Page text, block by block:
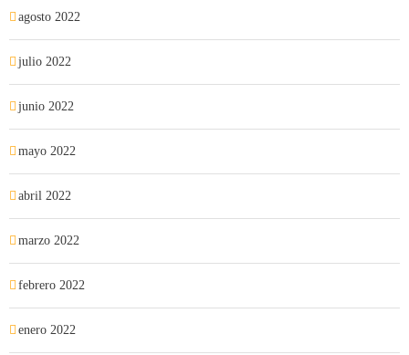
agosto 2022
julio 2022
junio 2022
mayo 2022
abril 2022
marzo 2022
febrero 2022
enero 2022